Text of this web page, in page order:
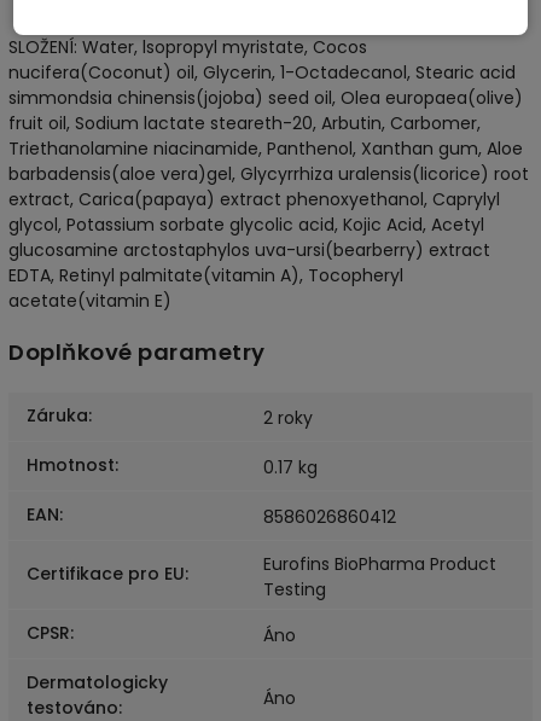
SLOŽENÍ: Water, lsopropyl myristate, Cocos
nucifera(Coconut) oil, Glycerin, 1-Octadecanol, Stearic acid
simmondsia chinensis(jojoba) seed oil, Olea europaea(olive)
fruit oil, Sodium lactate steareth-20, Arbutin, Carbomer,
Triethanolamine niacinamide, Panthenol, Xanthan gum, Aloe
barbadensis(aloe vera)gel, Glycyrrhiza uralensis(licorice) root
extract, Carica(papaya) extract phenoxyethanol, Caprylyl
glycol, Potassium sorbate glycolic acid, Kojic Acid, Acetyl
glucosamine arctostaphylos uva-ursi(bearberry) extract
EDTA, Retinyl palmitate(vitamin A), Tocopheryl
acetate(vitamin E)
Doplňkové parametry
Záruka:
2 roky
Hmotnost:
0.17 kg
EAN: 8586026860412
Certifikace pro EU:
Eurofins BioPharma Product
Testing
CPSR:
Áno
Dermatologicky
testováno: Áno